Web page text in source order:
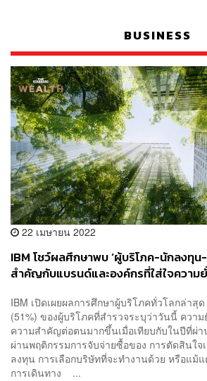
BUSINESS
22 เมษายน 2022
IBM โชว์ผลศึกษาพบ ‘ผู้บริโภค-นักลงทุน-
สำคัญกับแบรนด์และองค์กรที่ใส่ใจความ
IBM เปิดเผยผลการศึกษาผู้บริโภคทั่วโลกล่าสุ
(51%) ของผู้บริโภคที่สำรวจระบุว่าวันนี้ ควา
ความสำคัญต่อตนมากขึ้นเมื่อเทียบกับในปีที่ผ่า
ผ่านพฤติกรรมการจับจ่ายซื้อของ การตัดสินใจ
ลงทุน การเลือกบริษัทที่จะทำงานด้วย หรือแม้
การเดินทาง ...